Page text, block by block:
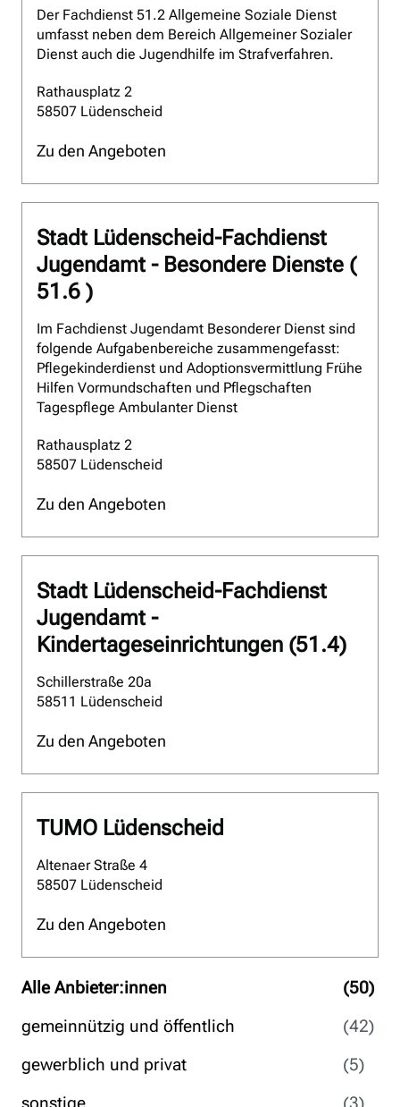
Alle Anbieter:innen (50)
gemeinnützig und öffentlich
(42)
gewerblich und privat
(5)
Der Fachdienst 51.2 Allgemeine Soziale Dienst
umfasst neben dem Bereich Allgemeiner Sozialer
Dienst auch die Jugendhilfe im Strafverfahren.
Rathausplatz 2
58507 Lüdenscheid
Zu den Angeboten
Stadt Lüdenscheid-Fachdienst
Jugendamt - Besondere Dienste (
51.6 )
Im Fachdienst Jugendamt Besonderer Dienst sind
folgende Aufgabenbereiche zusammengefasst:
Pflegekinderdienst und Adoptionsvermittlung Frühe
Hilfen Vormundschaften und Pflegschaften
Tagespflege Ambulanter Dienst
Rathausplatz 2
58507 Lüdenscheid
Zu den Angeboten
Stadt Lüdenscheid-Fachdienst
Jugendamt -
Kindertageseinrichtungen (51.4)
Schillerstraße 20a
58511 Lüdenscheid
Zu den Angeboten
TUMO Lüdenscheid
Altenaer Straße 4
58507 Lüdenscheid
Zu den Angeboten